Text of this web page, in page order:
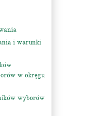
i warunki
w okręgu
wyborów